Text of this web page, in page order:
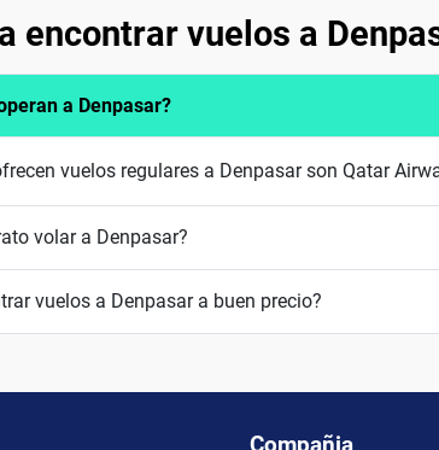
encontrar vuelos a
a Denpasar?
vuelos regulares a Denpasar son Qatar
volar a Denpasar?
vuelos a Denpasar a buen precio?
Compañia